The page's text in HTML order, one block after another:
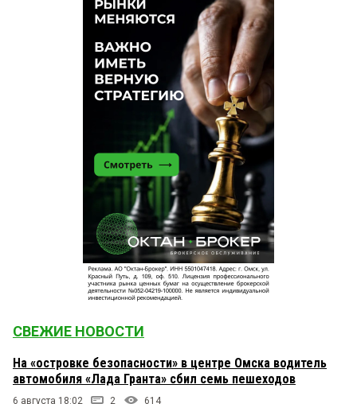
СВЕЖИЕ НОВОСТИ
На «островке безопасности» в центре Омска водитель
автомобиля «Лада Гранта» сбил семь пешеходов
6 августа 18:02 2 614